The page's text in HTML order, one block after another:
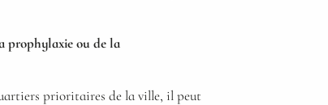
prophylaxie ou de la
prioritaires de la ville, il peut